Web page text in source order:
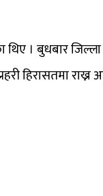
। बुधबार
हिरासतमा राख्न